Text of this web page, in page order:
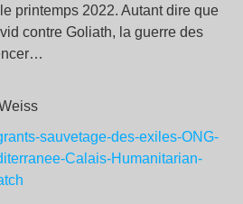
printemps 2022. Autant dire que
contre Goliath, la guerre des
sauvetage-des-exiles-ONG-
Calais-Humanitarian-